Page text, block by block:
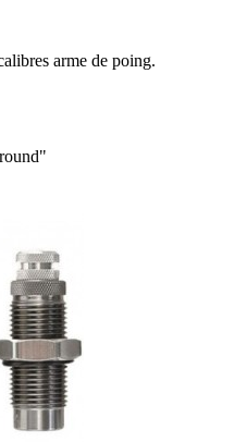
arme de poing.